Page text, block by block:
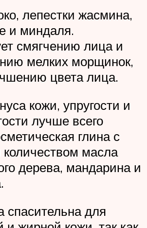
лепестки жасмина,
и миндаля.
смягчению лица и
мелких морщинок,
цвета лица.
кожи, упругости и
лучше всего
глина с
масла
дерева, мандарина и
спасительна для